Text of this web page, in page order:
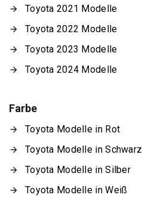
Toyota 2021 Modelle
Toyota 2022 Modelle
Toyota 2023 Modelle
Toyota 2024 Modelle
Farbe
Toyota Modelle in Rot
Toyota Modelle in Schwarz
Toyota Modelle in Silber
Toyota Modelle in Weiß